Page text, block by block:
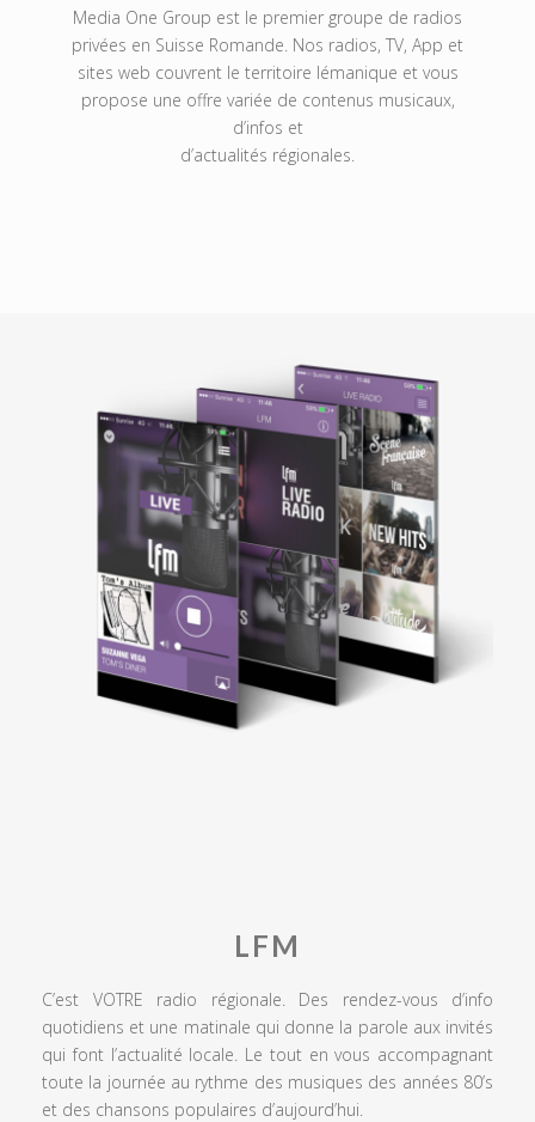
Media One Group est le premier groupe de radios
privées en Suisse Romande. Nos radios, TV, App et
sites web couvrent le territoire lémanique et vous
propose une offre variée de contenus musicaux,
d’infos et
d’actualités régionales.
LFM
C’est VOTRE radio régionale. Des rendez-vous d’info
quotidiens et une matinale qui donne la parole aux invités
qui font l’actualité locale. Le tout en vous accompagnant
toute la journée au rythme des musiques des années 80’s
et des chansons populaires d’aujourd’hui.